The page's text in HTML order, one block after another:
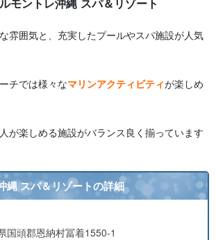
モントレ沖縄 スパ＆リゾート
雰囲気と、充実したプールやスパ施設が人気
チでは様々なマリンアクティビティが楽しめ
が楽しめる施設がバランス良く揃っています
縄 スパ＆リゾートの詳細
国頭郡恩納村冨着1550‐1